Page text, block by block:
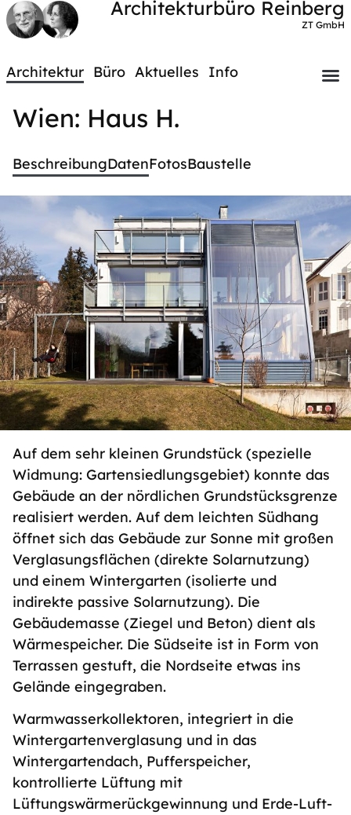
Architekturbüro Reinberg
ZT GmbH
Architektur Büro Aktuelles Info
Wien: Haus H.
BeschreibungDatenFotosBaustelle
Auf dem sehr kleinen Grundstück (spezielle
Widmung: Gartensiedlungsgebiet) konnte das
Gebäude an der nördlichen Grundstücksgrenze
realisiert werden. Auf dem leichten Südhang
öffnet sich das Gebäude zur Sonne mit großen
Verglasungsflächen (direkte Solarnutzung)
und einem Wintergarten (isolierte und
indirekte passive Solarnutzung). Die
Gebäudemasse (Ziegel und Beton) dient als
Wärmespeicher. Die Südseite ist in Form von
Terrassen gestuft, die Nordseite etwas ins
Gelände eingegraben.
Warmwasserkollektoren, integriert in die
Wintergartenverglasung und in das
Wintergartendach, Pufferspeicher,
kontrollierte Lüftung mit
Lüftungswärmerückgewinnung und Erde-Luft-